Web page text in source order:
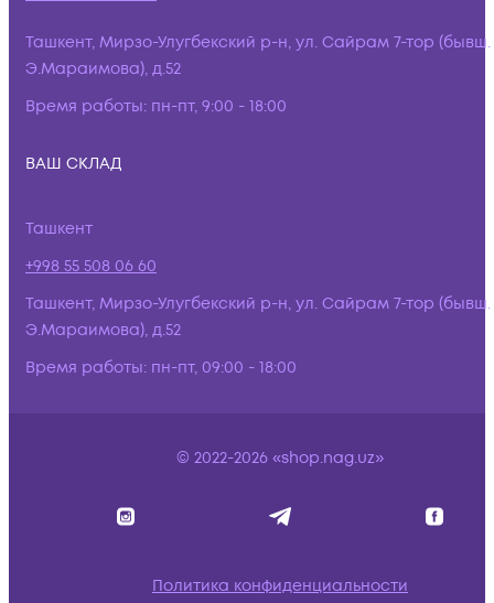
Ташкент, Мирзо-Улугбекский р-н, ул. Сайрам 7-тор (бывш.
Э.Мараимова), д.52
Время работы: пн-пт, 9:00 - 18:00
ВАШ СКЛАД
Ташкент
+998 55 508 06 60
Ташкент, Мирзо-Улугбекский р-н, ул. Сайрам 7-тор (бывш.
Э.Мараимова), д.52
Время работы: пн-пт, 09:00 - 18:00
© 2022-2026 «shop.nag.uz»
Политика конфиденциальности